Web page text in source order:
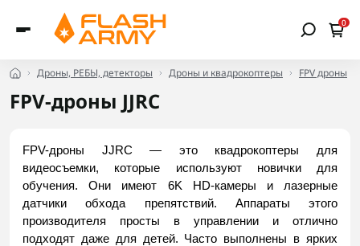
0
Дроны, РЕБЫ, детекторы Дроны и квадрокоптеры FPV дроны
FPV-дроны JJRC
FPV-дроны JJRC — это квадрокоптеры для
видеосъемки, которые используют новички для
обучения. Они имеют 6K HD-камеры и лазерные
датчики обхода препятствий. Аппараты этого
производителя просты в управлении и отлично
подходят даже для детей. Часто выполнены в ярких